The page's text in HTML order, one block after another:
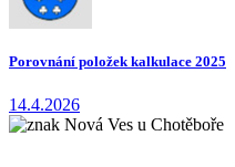
Porovnání položek kalkulace 2025
14.4.2026